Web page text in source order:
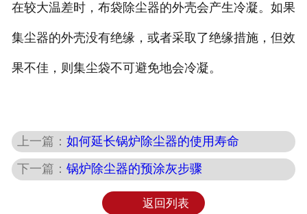
在较大温差时，布袋除尘器的外壳会产生冷凝。如果
集尘器的外壳没有绝缘，或者采取了绝缘措施，但效
果不佳，则集尘袋不可避免地会冷凝。
上一篇：如何延长锅炉除尘器的使用寿命
下一篇：锅炉除尘器的预涂灰步骤
返回列表